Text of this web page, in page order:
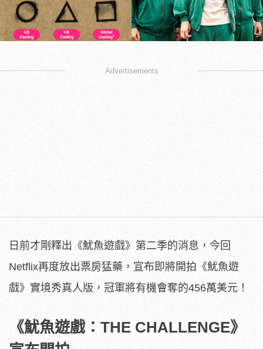
Advertisements
日前才剛釋出《魷魚遊戲》第二季的消息，今回
Netflix再度放出票房猛藥，宣布即將開拍《魷魚遊
戲》實境秀真人版，冠軍將有機會奪的456萬美元！
《魷魚遊戲：THE CHALLENGE》